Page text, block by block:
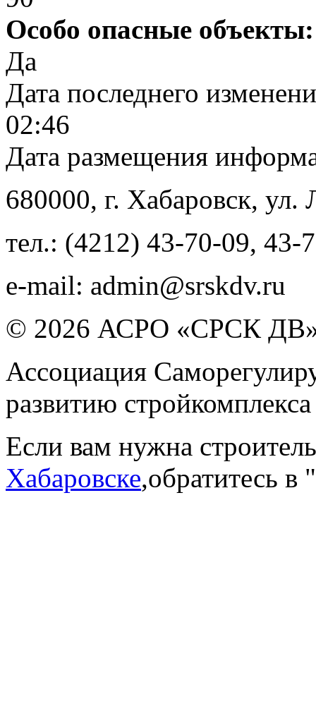
Особо опасные
Да
Дата последнего
02:46
Дата размещения
680000, г. Хабаровск, ул.
тел.: (4212) 43-70-09, 43-
e-mail: admin@srskdv.ru
© 2026 АСРО «СРСК
Ассоциация
развитию
Если вам нужна
Хабаровске,обратитесь